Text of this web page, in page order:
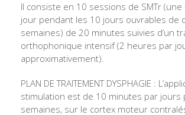
Il consiste en 10 sessions de SMTr
jour pendant les 10 jours ouvrables de
semaines) de 20 minutes suivies d’un
orthophonique intensif (2 heures par
approximativement).
PLAN DE TRAITEMENT DYSPHAGIE :
stimulation est de 10 minutes par jours
semaines, sur le cortex moteur